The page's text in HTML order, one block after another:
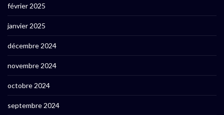
février 2025
janvier 2025
décembre 2024
novembre 2024
octobre 2024
septembre 2024